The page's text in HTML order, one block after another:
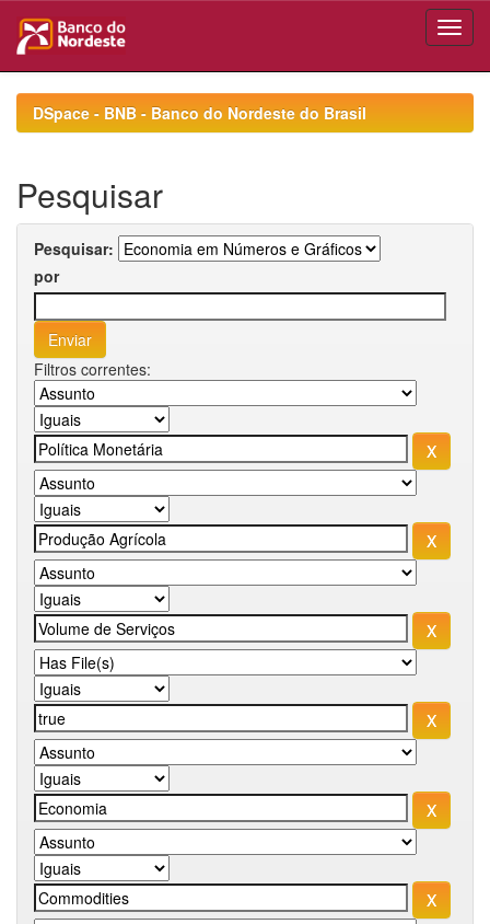
navigationDSpace - BNB - Banco do Nordeste do Brasil
Pesquisar
Pesquisar:
por
Filtros correntes: